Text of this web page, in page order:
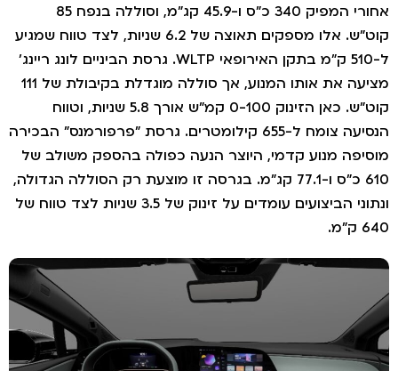
אחורי המפיק 340 כ"ס ו-45.9 קג"מ, וסוללה בנפח 85
קוט"ש. אלו מספקים תאוצה של 6.2 שניות, לצד טווח שמגיע
ל-510 ק"מ בתקן האירופאי WLTP. גרסת הביניים לונג ריינג'
מציעה את אותו המנוע, אך סוללה מוגדלת בקיבולת של 111
קוט"ש. כאן הזינוק 0-100 קמ"ש אורך 5.8 שניות, וטווח
הנסיעה צומח ל-655 קילומטרים. גרסת "פרפורמנס" הבכירה
מוסיפה מנוע קדמי, היוצר הנעה כפולה בהספק משולב של
610 כ"ס ו-77.1 קג"מ. בגרסה זו מוצעת רק הסוללה הגדולה,
ונתוני הביצועים עומדים על זינוק של 3.5 שניות לצד טווח של
640 ק"מ.